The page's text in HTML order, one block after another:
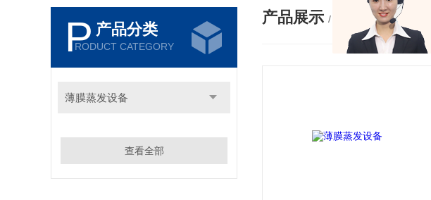
P 产品分类
RODUCT CATEGORY
薄膜蒸发设备
查看全部
产品展示 / PRODUCTS